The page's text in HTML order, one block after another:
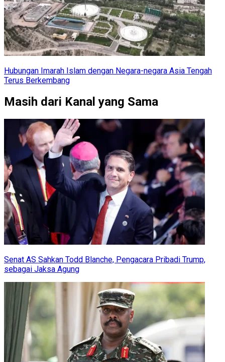
Hubungan Imarah Islam dengan Negara-negara Asia Tengah
Terus Berkembang
Masih dari Kanal yang Sama
Senat AS Sahkan Todd Blanche, Pengacara Pribadi Trump,
sebagai Jaksa Agung